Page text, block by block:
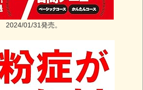
2024/01/31発売。